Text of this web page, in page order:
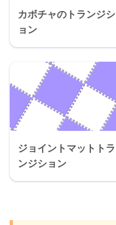
カボチャのトランジシ
ョン
ジョイントマットトラ
ンジション